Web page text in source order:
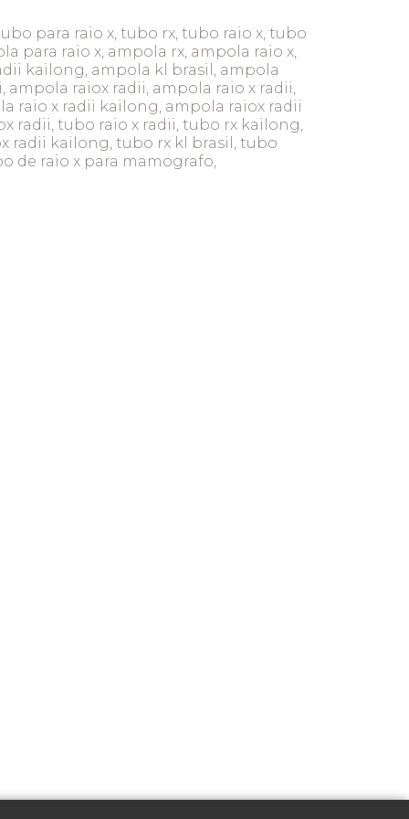
para raio x, tubo rx, tubo raio x, tubo
para raio x, ampola rx, ampola raio x,
kailong, ampola kl brasil, ampola
raiox radii, ampola raio x radii,
raio x radii kailong, ampola raiox radii
radii, tubo raio x radii, tubo rx kailong,
radii kailong, tubo rx kl brasil, tubo
de raio x para mamografo,